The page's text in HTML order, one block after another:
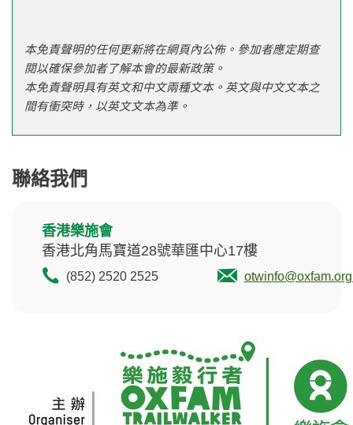
本免責聲明的任何更新將在網頁內公佈。參加者應定期查
閱以確保參加者了解本會的最新政策。
本免責聲明具有英文和中文兩種文本。英文與中文文本之
間有衝突時，以英文文本為準。
聯絡我們
香港樂施會
香港北角馬寶道28號華匯中心17樓
(852) 2520 2525 otwinfo